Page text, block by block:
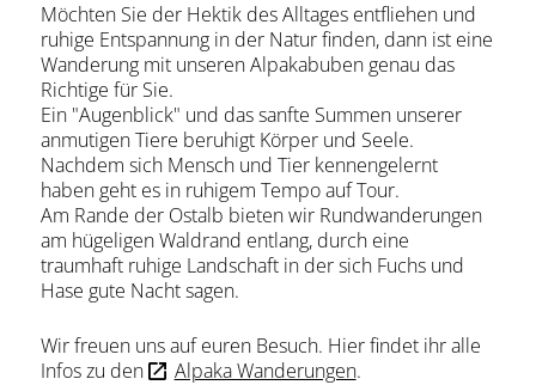
Stadtführungen
Events & Tickets
Ausflugsziele
Erlebnisse
Wein
Radfahren
Wandern
Möchten Sie der Hektik des Alltages entfliehen und
ruhige Entspannung in der Natur finden, dann ist eine
Wanderung mit unseren Alpakabuben genau das
Richtige für Sie.
Ein "Augenblick" und das sanfte Summen unserer
anmutigen Tiere beruhigt Körper und Seele.
Nachdem sich Mensch und Tier kennengelernt
haben geht es in ruhigem Tempo auf Tour.
Am Rande der Ostalb bieten wir Rundwanderungen
am hügeligen Waldrand entlang, durch eine
traumhaft ruhige Landschaft in der sich Fuchs und
Hase gute Nacht sagen.
Wir freuen uns auf euren Besuch. Hier findet ihr alle
Infos zu den
Alpaka Wanderungen.